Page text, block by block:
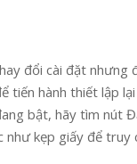
đổi cài đặt
tiến hành thiết lập
bật, hãy tìm nút
kẹp giấy để truy